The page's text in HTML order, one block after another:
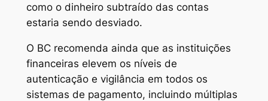
como o dinheiro subtraído das contas
estaria sendo desviado.
O BC recomenda ainda que as instituições
financeiras elevem os níveis de
autenticação e vigilância em todos os
sistemas de pagamento, incluindo múltiplas